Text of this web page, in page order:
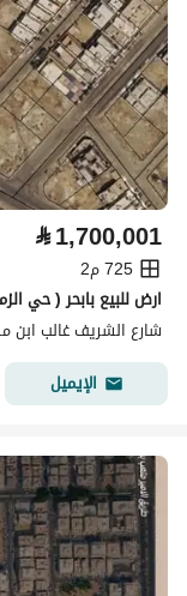
⃁1,700,001
725 م2
‏ارض للبيع بابحر ( حي الزمرد) مساحتها
شارع الشريف غالب ابن
الإيميل